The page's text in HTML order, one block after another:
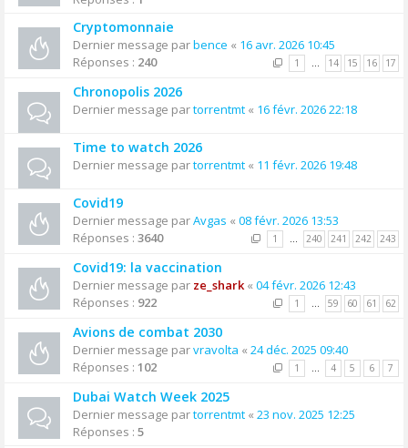
Cryptomonnaie
Dernier message parbence « 16 avr. 2026 10:45
Réponses : 240 1 … 14 15 16 17
Chronopolis 2026
Dernier message partorrentmt « 16 févr. 2026 22:18
Time to watch 2026
Dernier message partorrentmt « 11 févr. 2026 19:48
Covid19
Dernier message parAvgas « 08 févr. 2026 13:53
Réponses : 3640 1 … 240 241 242 243
Covid19: la vaccination
Dernier message par ze_shark« 04 févr. 2026 12:43
Réponses : 922 1 … 59 60 61 62
Avions de combat 2030
Dernier message parvravolta « 24 déc. 2025 09:40
Réponses : 102 1 … 4 5 6 7
Dubai Watch Week 2025
Dernier message partorrentmt « 23 nov. 2025 12:25
Réponses : 5